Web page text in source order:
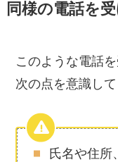
同様の電話を
このような電話を
次の点を意識して
氏名や住所